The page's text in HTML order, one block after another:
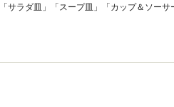
サラダ皿」「スープ皿」「カップ＆ソー